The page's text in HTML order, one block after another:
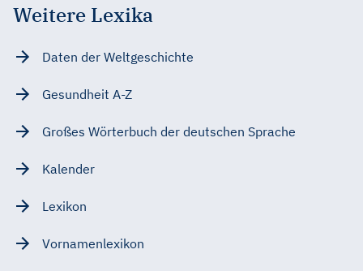
Weitere Lexika
Daten der Weltgeschichte
Gesundheit A-Z
Großes Wörterbuch der deutschen Sprache
Kalender
Lexikon
Vornamenlexikon